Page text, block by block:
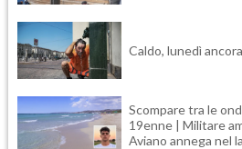
Caldo, lunedì
Scompare tra le
19enne | Militare
Aviano annega nel